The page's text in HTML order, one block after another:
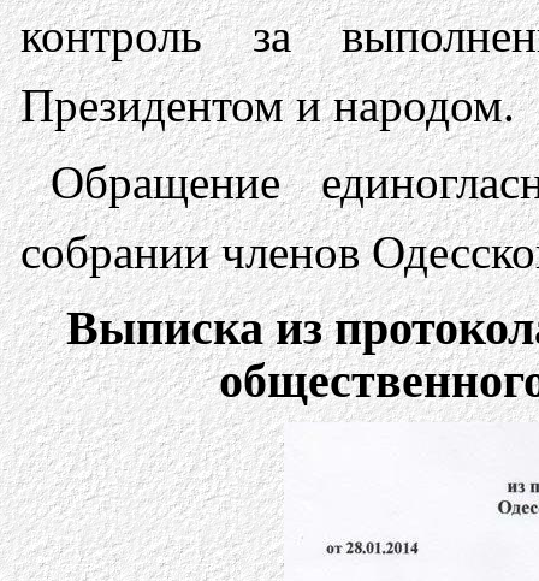
контроль за
Президентом и народом.
Обращение
собрании членов
Выписка из